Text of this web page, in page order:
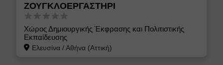
ΖΟΥΓΚΛΟΕΡΓΑΣΤΗΡΙ
Χώρος Δημιουργικής Έκφρασης και Πολιτιστικής
Εκπαίδευσης
Ελευσίνα/Αθήνα (Αττική)